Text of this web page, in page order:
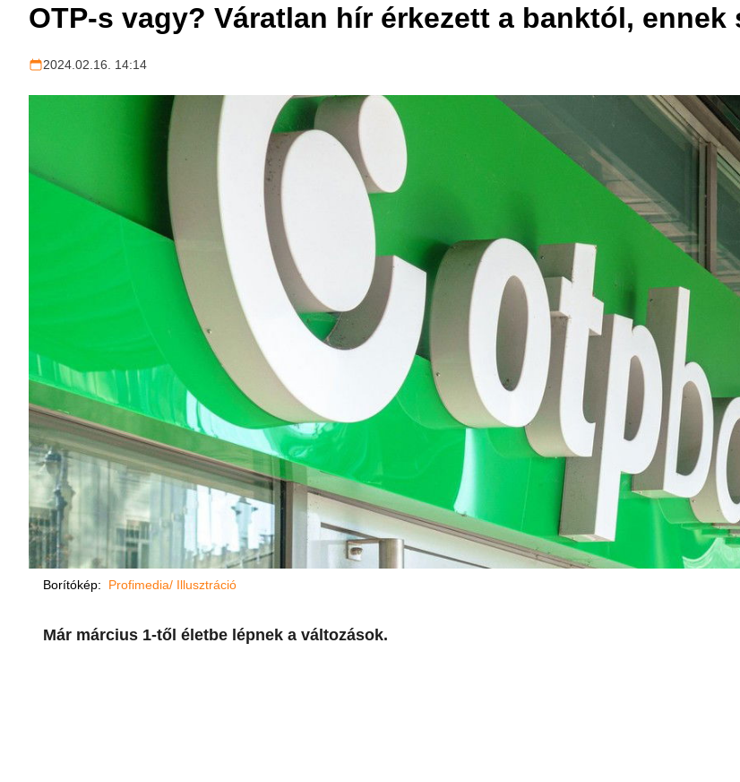
OTP-s vagy? Váratlan hír érkezett a banktól,
2024.02.16. 14:14
Borítókép: Profimedia/ Illusztráció
Már március 1-től életbe lépnek a változások.​